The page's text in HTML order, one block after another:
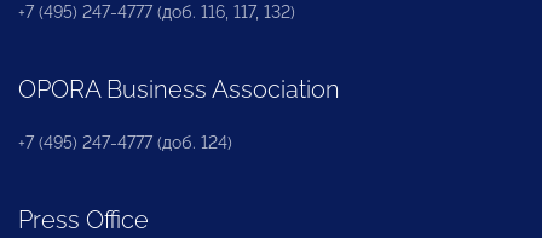
+7 (495) 247-4777 (доб. 116, 117, 132)
OPORA Business Association
+7 (495) 247-4777 (доб. 124)
Press Office